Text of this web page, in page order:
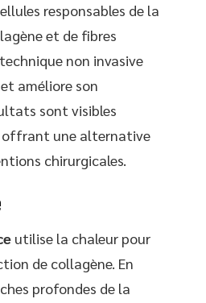
responsables de la
et de fibres
non invasive
améliore son
sont visibles
offrant une alternative
chirurgicales.
utilise la chaleur pour
de collagène. En
profondes de la